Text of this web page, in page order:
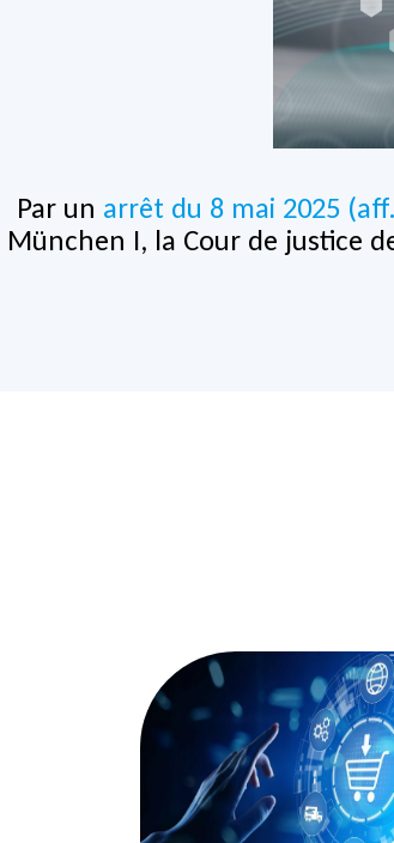
Par un arrêt du 8 mai 2025
München I, la Cour de justice